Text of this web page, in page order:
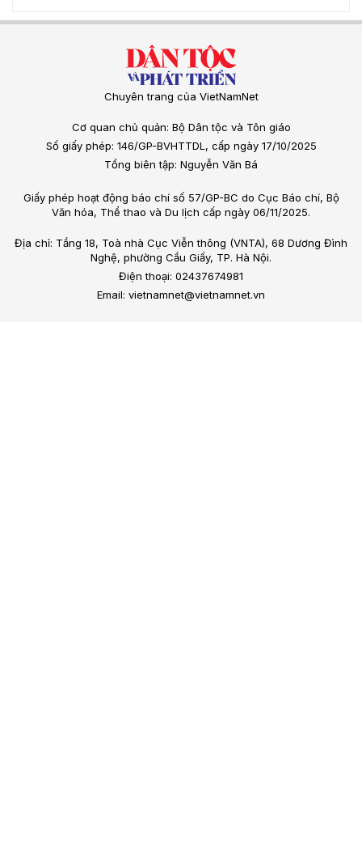
Chuyên trang của VietNamNet
Cơ quan chủ quản: Bộ Dân tộc và Tôn giáo
Số giấy phép: 146/GP-BVHTTDL, cấp ngày 17/10/2025
Tổng biên tập: Nguyễn Văn Bá
Giấy phép hoạt động báo chí số 57/GP-BC do Cục Báo chí, Bộ
Văn hóa, Thể thao và Du lịch cấp ngày 06/11/2025.
Địa chỉ: Tầng 18, Toà nhà Cục Viễn thông (VNTA), 68 Dương Đình
Nghệ, phường Cầu Giấy, TP. Hà Nội.
Điện thoại: 02437674981
Email: vietnamnet@vietnamnet.vn